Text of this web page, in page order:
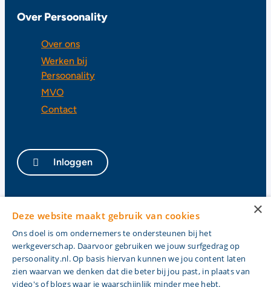
Over Persoonality
Over ons
Werken bij
Persoonality
MVO
Contact
Inloggen
Privacy
Cookies
Algemene voorwaarden
Cao
×
Deze website maakt gebruik van cookies
Ons doel is om ondernemers te ondersteunen bij het
werkgeverschap. Daarvoor gebruiken we jouw surfgedrag op
persoonality.nl. Op basis hiervan kunnen we jou content laten
zien waarvan we denken dat die beter bij jou past, in plaats van
video's of blogs waar je waarschijnlijk minder mee hebt.